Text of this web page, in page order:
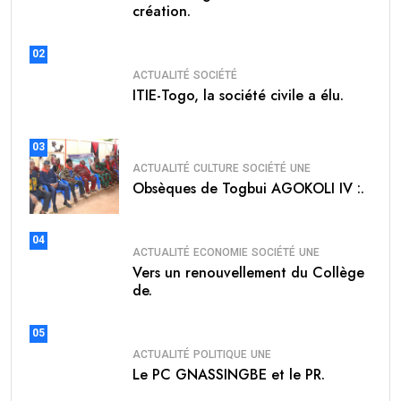
création.
02
ACTUALITÉ SOCIÉTÉ
ITIE-Togo, la société civile a élu.
03
ACTUALITÉ CULTURE SOCIÉTÉ UNE
Obsèques de Togbui AGOKOLI IV :.
04
ACTUALITÉ ECONOMIE SOCIÉTÉ UNE
Vers un renouvellement du Collège
de.
05
ACTUALITÉ POLITIQUE UNE
Le PC GNASSINGBE et le PR.